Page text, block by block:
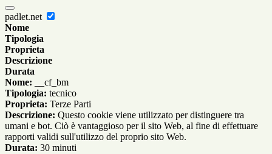
padlet.net
Nome
Tipologia
Proprieta
Descrizione
Durata
Nome: __cf_bm
Tipologia: tecnico
Proprieta: Terze Parti
Descrizione: Questo cookie viene utilizzato per distinguere tra
umani e bot. Ciò è vantaggioso per il sito Web, al fine di effettuare
rapporti validi sull'utilizzo del proprio sito Web.
Durata: 30 minuti